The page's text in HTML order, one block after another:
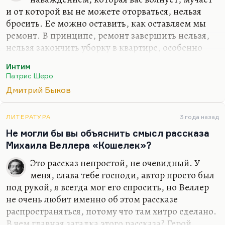
и от которой вы не можете оторваться, нельзя
бросить. Ее можно оставить, как оставляем мы
ремонт. В принципе, ремонт завершить нельзя,
нельзя закончить уборку в квартире, особенно
гармонию в твою. Нельзя закончить книгу, книга
всегда несовершенна. Для меня это в свою
очередь так мучительно потому, что я сейчас
сюда кусок впишу. Я понимаю, что я порчу, а
вместе с тем понимаю, что без этого роману не
обойтись.
Мне ни одна вещь не давалась так трудно, потому
что это послевоенный роман. Он пишется во
время войны, но рассчитан…
Интим
Патрис Шеро
Дмитрий Быков
ЛИТЕРАТУРА 3 года назад
Не могли бы вы объяснить смысл рассказа
Михаила Веллера «Кошелек»?
Это рассказ непростой, не очевидный. У
меня, слава тебе господи, автор просто был
под рукой, я всегда мог его спросить, но Веллер
не очень любит именно об этом рассказе
распространяться, потому что там хитро сделано.